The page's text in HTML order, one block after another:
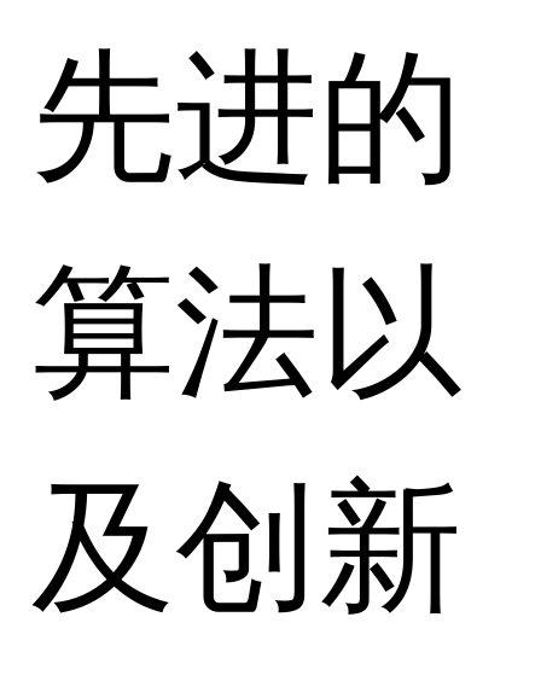
先进的
算法以
及创新